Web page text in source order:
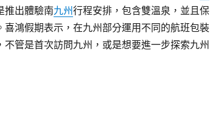
推出體驗南九州行程安排，包含雙溫泉，並且保
鴻假期表示，在九州部分運用不同的航班包裝
管是首次訪問九州，或是想要進一步探索九州